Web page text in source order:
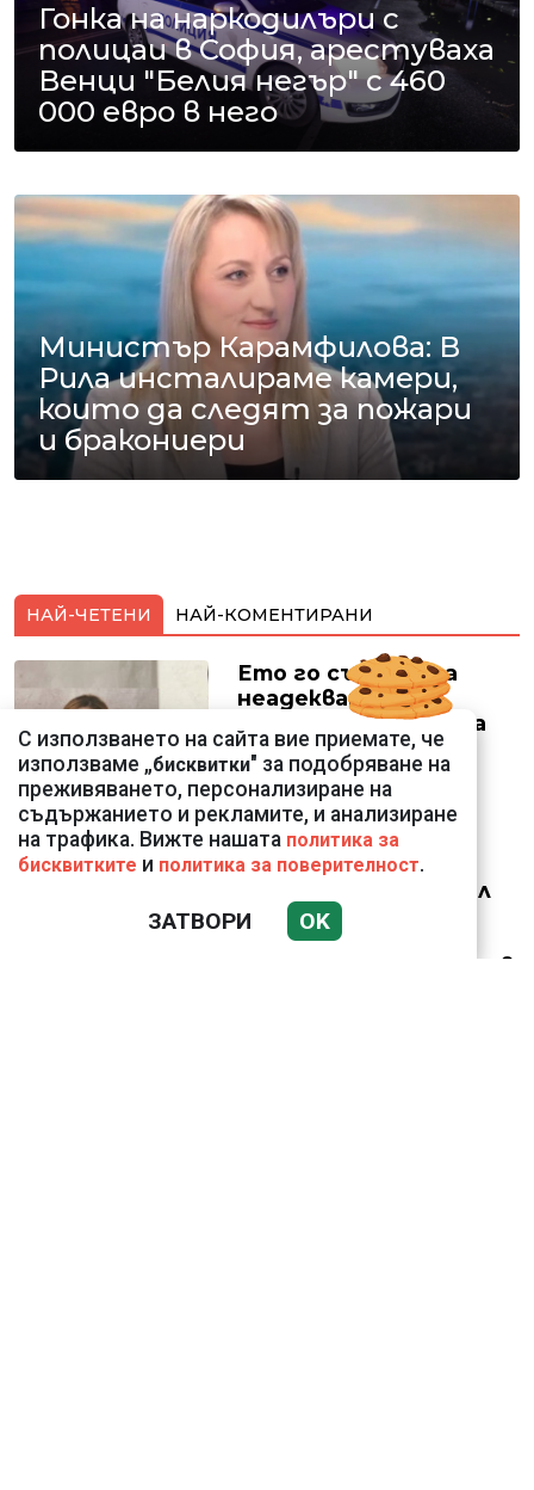
Гонка на наркодилъри с
полицаи в София, арестуваха
Венци "Белия негър" с 460
000 евро в него
Министър Карамфилова: В
Рила инсталираме камери,
които да следят за пожари
и бракониери
НАЙ-ЧЕТЕНИ НАЙ-КОМЕНТИРАНИ
Ето го съпруга на
неадекватната
външна министърка
Велислава Петрова
Ким Чен Ун е получил
22 милиарда долара
свръхпечалба от
началото на войната в
С използването на сайта вие приемате, че
използваме „бисквитки" за подобряване на
преживяването, персонализиране на
съдържанието и рекламите, и анализиране
на трафика. Вижте нашата политика за
бисквитките и политика за поверителност.
ЗАТВОРИ OK